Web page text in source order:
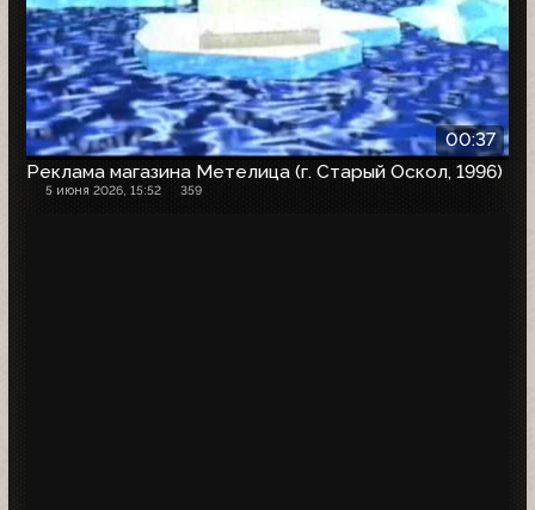
00:37
Реклама магазина Метелица (г. Старый Оскол, 1996)
5 июня 2026, 15:52 359